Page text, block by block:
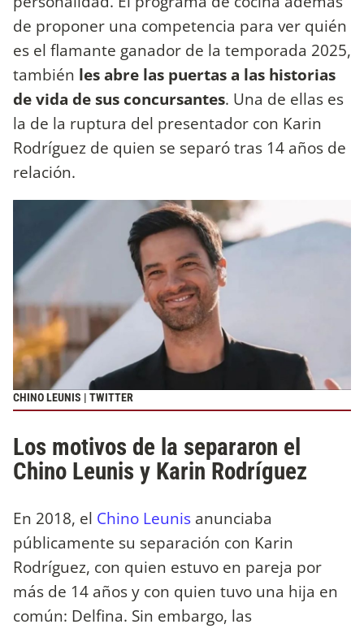
de proponer una competencia para ver quién
es el flamante ganador de la temporada 2025,
también les abre las puertas a las historias
de vida de sus concursantes. Una de ellas es
la de la ruptura del presentador con Karin
Rodríguez de quien se separó tras 14 años de
relación.
CHINO LEUNIS | TWITTER
Los motivos de la separaron el
Chino Leunis y Karin Rodríguez
En 2018, el Chino Leunis anunciaba
públicamente su separación con Karin
Rodríguez, con quien estuvo en pareja por
más de 14 años y con quien tuvo una hija en
común: Delfina. Sin embargo, las